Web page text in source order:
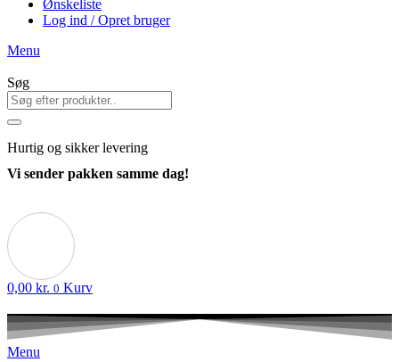
Ønskeliste
Log ind / Opret bruger
Menu
Søg
Hurtig og sikker levering
Vi sender pakken samme dag!
0,00 kr. 0 Kurv
Menu